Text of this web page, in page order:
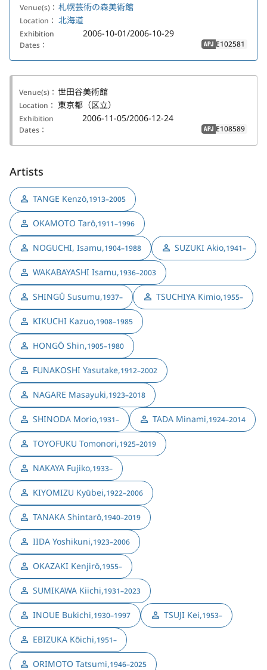
Venue(s)： 札幌芸術の森美術館
Location： 北海道
Exhibition
Dates：
2006-10-01/2006-10-29
APJ E102581
Venue(s)： 世田谷美術館
Location： 東京都（区立）
Exhibition
Dates：
2006-11-05/2006-12-24
APJ E108589
Artists
TANGE Kenzō,1913–2005
OKAMOTO Tarō,1911–1996
NOGUCHI, Isamu,1904–1988 SUZUKI Akio,1941–
WAKABAYASHI Isamu,1936–2003
SHINGŪ Susumu,1937– TSUCHIYA Kimio,1955–
KIKUCHI Kazuo,1908–1985
HONGŌ Shin,1905–1980
FUNAKOSHI Yasutake,1912–2002
NAGARE Masayuki,1923–2018
SHINODA Morio,1931– TADA Minami,1924–2014
TOYOFUKU Tomonori,1925–2019
NAKAYA Fujiko,1933–
KIYOMIZU Kyūbei,1922–2006
TANAKA Shintarō,1940–2019
IIDA Yoshikuni,1923–2006
OKAZAKI Kenjirō,1955–
SUMIKAWA Kiichi,1931–2023
INOUE Bukichi,1930–1997 TSUJI Kei,1953–
EBIZUKA Kōichi,1951–
ORIMOTO Tatsumi,1946–2025